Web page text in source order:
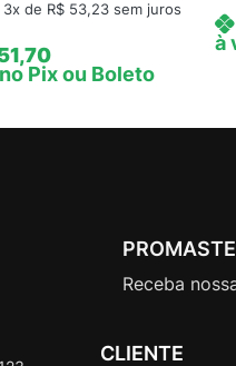
3x de R$ 53,23 sem juros
Pix ou Boleto
à
Receba
CLIENTE